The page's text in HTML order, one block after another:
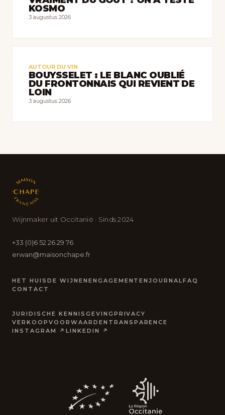
KOSMO
3 augustus 2026
AUTOUR DU VIN
BOUYSSELET : LE BLANC OUBLIÉ
DU FRONTONNAIS QUI REVIENT DE
LOIN
3 augustus 2026
Wijnmaker uit Occitanië · Sinds 2024
+33 (0)6 52 26 29 76
erwan@maisonchape.fr
HET HUIS DE WIJNEN ENGAGEMENTENJOURNALFAQ
CONTACT
JURIDISCHE KENNISGEVING PRIVACY
VERKOOPVOORWAARDEN TRANSPARENCE
INSTAGRAM ↗ LINKEDIN ↗